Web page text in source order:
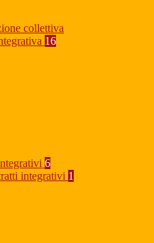
collettiva
16
6
integrativi 1